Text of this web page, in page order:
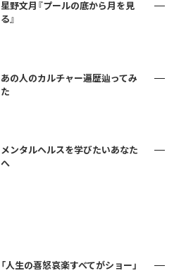
星野文月『プールの底から月を見
る』
あの人のカルチャー遍歴辿ってみ
た
メンタルヘルスを学びたいあなた
へ
「人生の喜怒哀楽すべてがショー」